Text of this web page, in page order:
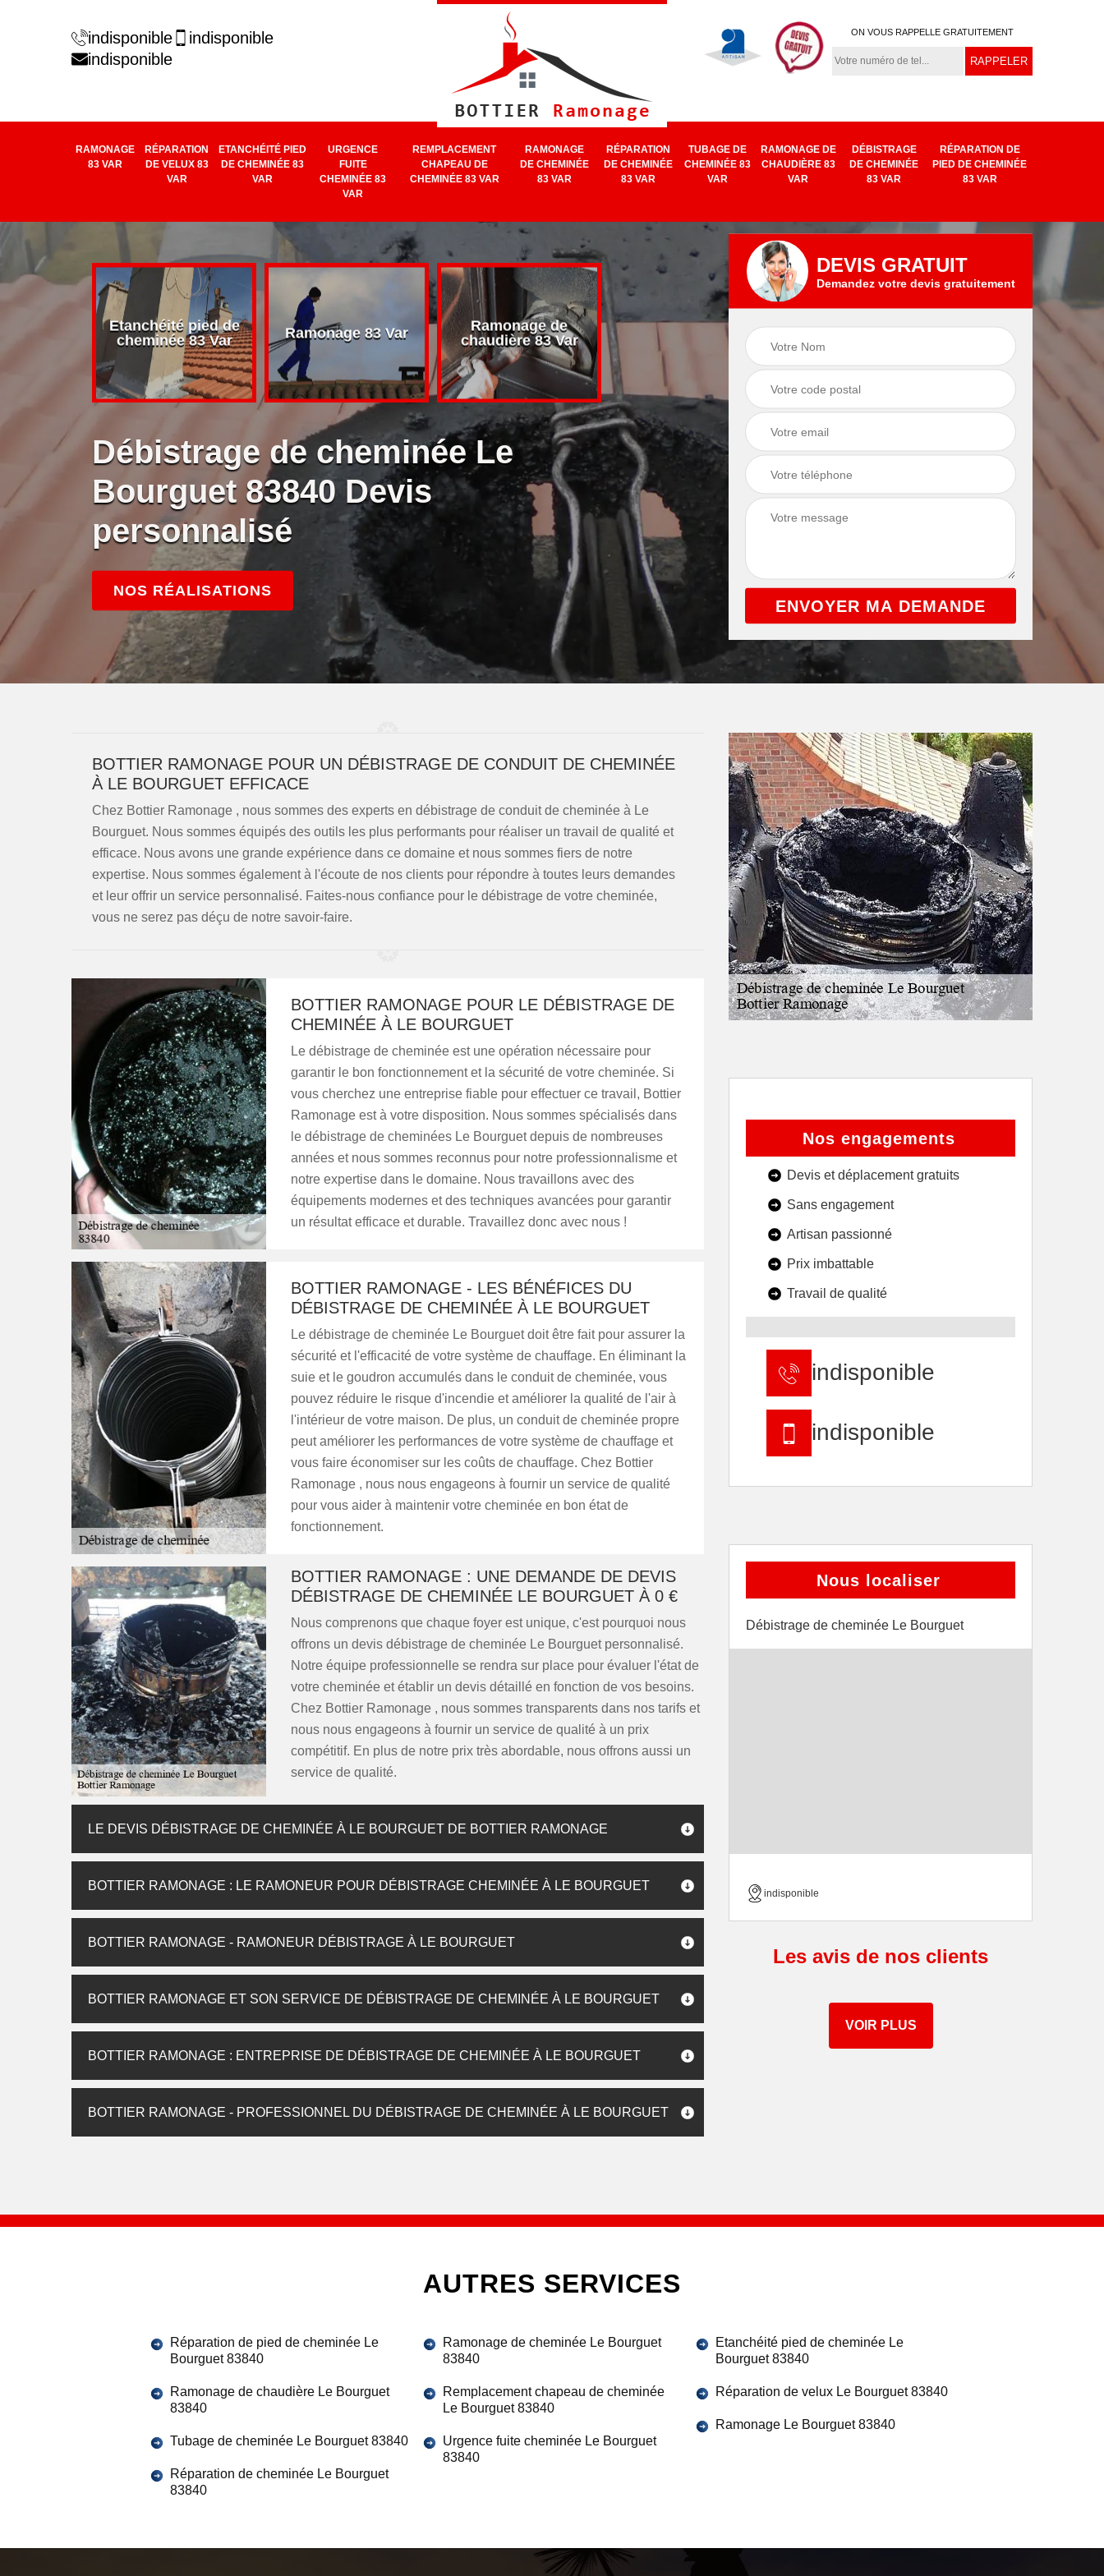
indisponible
indisponible
indisponible
ON VOUS RAPPELLE GRATUITEMENT
RAMONAGE
83 VAR
RÉPARATION
DE VELUX 83
VAR
ETANCHÉITÉ PIED
DE CHEMINÉE 83
VAR
URGENCE
FUITE
CHEMINÉE 83
VAR
REMPLACEMENT
CHAPEAU DE
CHEMINÉE 83 VAR
RAMONAGE
DE CHEMINÉE
83 VAR
RÉPARATION
DE CHEMINÉE
83 VAR
TUBAGE DE
CHEMINÉE 83
VAR
RAMONAGE DE
CHAUDIÈRE 83
VAR
DÉBISTRAGE
DE CHEMINÉE
83 VAR
RÉPARATION DE
PIED DE CHEMINÉE
83 VAR
Etanchéité pied de
cheminée 83 Var
Ramonage 83 Var
Ramonage de
chaudière 83 Var
Ramonage de
cheminée 83 Var
cheminée 83 Var
Réparation de
cheminée 83 Var
Débistrage de cheminée Le
Bourguet 83840 Devis
personnalisé
NOS RÉALISATIONS
DEVIS GRATUIT
Demandez votre devis gratuitement
BOTTIER RAMONAGE POUR UN DÉBISTRAGE DE CONDUIT DE CHEMINÉE
À LE BOURGUET EFFICACE
Chez Bottier Ramonage , nous sommes des experts en débistrage de conduit de cheminée à Le
Bourguet. Nous sommes équipés des outils les plus performants pour réaliser un travail de qualité et
efficace. Nous avons une grande expérience dans ce domaine et nous sommes fiers de notre
expertise. Nous sommes également à l'écoute de nos clients pour répondre à toutes leurs demandes
et leur offrir un service personnalisé. Faites-nous confiance pour le débistrage de votre cheminée,
vous ne serez pas déçu de notre savoir-faire.
BOTTIER RAMONAGE POUR LE DÉBISTRAGE DE
CHEMINÉE À LE BOURGUET
Le débistrage de cheminée est une opération nécessaire pour
garantir le bon fonctionnement et la sécurité de votre cheminée. Si
vous cherchez une entreprise fiable pour effectuer ce travail, Bottier
Ramonage est à votre disposition. Nous sommes spécialisés dans
le débistrage de cheminées Le Bourguet depuis de nombreuses
années et nous sommes reconnus pour notre professionnalisme et
notre expertise dans le domaine. Nous travaillons avec des
équipements modernes et des techniques avancées pour garantir
un résultat efficace et durable. Travaillez donc avec nous !
BOTTIER RAMONAGE - LES BÉNÉFICES DU
DÉBISTRAGE DE CHEMINÉE À LE BOURGUET
Le débistrage de cheminée Le Bourguet doit être fait pour assurer la
sécurité et l'efficacité de votre système de chauffage. En éliminant la
suie et le goudron accumulés dans le conduit de cheminée, vous
pouvez réduire le risque d'incendie et améliorer la qualité de l'air à
l'intérieur de votre maison. De plus, un conduit de cheminée propre
peut améliorer les performances de votre système de chauffage et
vous faire économiser sur les coûts de chauffage. Chez Bottier
Ramonage , nous nous engageons à fournir un service de qualité
pour vous aider à maintenir votre cheminée en bon état de
fonctionnement.
BOTTIER RAMONAGE : UNE DEMANDE DE DEVIS
DÉBISTRAGE DE CHEMINÉE LE BOURGUET À 0 €
Nous comprenons que chaque foyer est unique, c'est pourquoi nous
offrons un devis débistrage de cheminée Le Bourguet personnalisé.
Notre équipe professionnelle se rendra sur place pour évaluer l'état de
votre cheminée et établir un devis détaillé en fonction de vos besoins.
Chez Bottier Ramonage , nous sommes transparents dans nos tarifs et
nous nous engageons à fournir un service de qualité à un prix
compétitif. En plus de notre prix très abordable, nous offrons aussi un
service de qualité.
LE DEVIS DÉBISTRAGE DE CHEMINÉE À LE BOURGUET DE BOTTIER RAMONAGE
BOTTIER RAMONAGE : LE RAMONEUR POUR DÉBISTRAGE CHEMINÉE À LE BOURGUET
BOTTIER RAMONAGE - RAMONEUR DÉBISTRAGE À LE BOURGUET
BOTTIER RAMONAGE ET SON SERVICE DE DÉBISTRAGE DE CHEMINÉE À LE BOURGUET
BOTTIER RAMONAGE : ENTREPRISE DE DÉBISTRAGE DE CHEMINÉE À LE BOURGUET
BOTTIER RAMONAGE - PROFESSIONNEL DU DÉBISTRAGE DE CHEMINÉE À LE BOURGUET
Nos engagements
Devis et déplacement gratuits
Sans engagement
Artisan passionné
Prix imbattable
Travail de qualité
indisponible
indisponible
Nous localiser
Débistrage de cheminée Le Bourguet
indisponible
Les avis de nos clients
VOIR PLUS
AUTRES SERVICES
Réparation de pied de cheminée Le
Bourguet 83840
Ramonage de chaudière Le Bourguet
83840
Tubage de cheminée Le Bourguet 83840
Réparation de cheminée Le Bourguet
83840
Ramonage de cheminée Le Bourguet
83840
Remplacement chapeau de cheminée
Le Bourguet 83840
Urgence fuite cheminée Le Bourguet
83840
Etanchéité pied de cheminée Le
Bourguet 83840
Réparation de velux Le Bourguet 83840
Ramonage Le Bourguet 83840